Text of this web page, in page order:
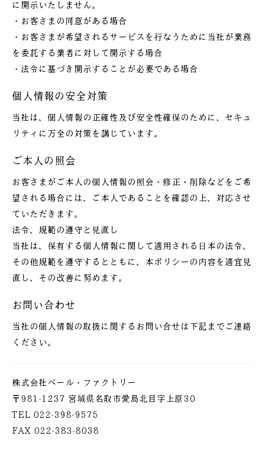
に開示いたしません。
・お客さまの同意がある場合
・お客さまが希望されるサービスを行なうために当社が業務
を委託する業者に対して開示する場合
・法令に基づき開示することが必要である場合
個人情報の安全対策
当社は、個人情報の正確性及び安全性確保のために、セキュ
リティに万全の対策を講じています。
ご本人の照会
お客さまがご本人の個人情報の照会・修正・削除などをご希
望される場合には、ご本人であることを確認の上、対応させ
ていただきます。
法令、規範の遵守と見直し
当社は、保有する個人情報に関して適用される日本の法令、
その他規範を遵守するとともに、本ポリシーの内容を適宜見
直し、その改善に努めます。
お問い合わせ
当社の個人情報の取扱に関するお問い合せは下記までご連絡
ください。
株式会社ベール・ファクトリー
〒981-1237 宮城県名取市愛島北目字上原30
TEL 022-398-9575
FAX 022-383-8038